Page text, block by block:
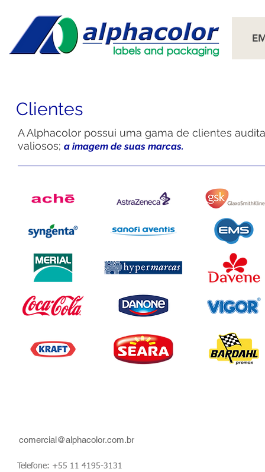
Clientes
A Alphacolor possui uma gama de clientes
valiosos; a imagem de suas marcas.
Telefone: +55 11 4195-3131
comercial@alphacolor.com.br